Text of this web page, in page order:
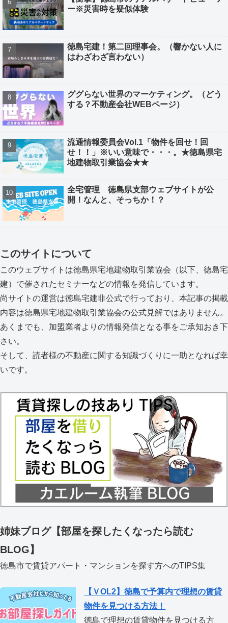
ー※災害時を疑似体験
徳島宅建！第二回理事会。（響かない人に
はわざわざ言わない）
ググらない世界のマーケティング。（どう
する？不動産会社WEBページ）
流通情報委員会Vol.1「物件を回せ！回
せ！！」※いい意味で・・・。★徳島県宅
地建物取引業協会★★
全宅管理 徳島県支部ウェブサイトが公
開！なんと、そっちか！？
このサイトについて
このウェブサイトは徳島県宅地建物取引業協会（以下、徳島宅
建）で催されたセミナーなどの情報を発信しています。
尚サイトの運営は徳島宅建非公式で行っており、本記事の掲載
内容は徳島県宅地建物取引業協会の公式見解ではありません。
あくまでも、加盟業者よりの情報発信となる事をご承知おき下
さい。
そして、読者様の不動産に関する知識づくりに一助となれば幸
いです。
姉妹ブログ【部屋を探したくなったら読む
BLOG】
徳島市で賃貸アパート・マンションを探す方へのTIPS集
【ＶOL2】徳島で予算内で理想の賃貸
物件を見つける方法！
徳島で理想の賃貸物件を見つける方